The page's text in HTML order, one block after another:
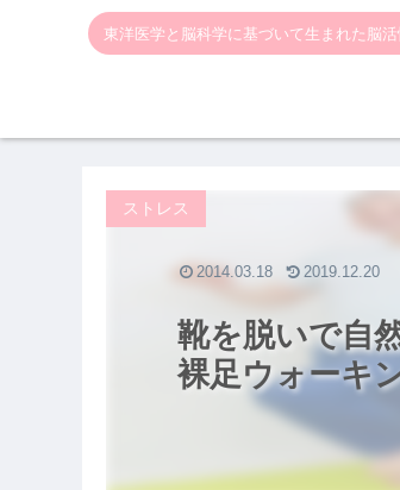
東洋医学と脳科学に基づいて生まれた脳
靴を脱いで自
裸足ウォーキ
ストレス
2014.03.18 2019.12.20